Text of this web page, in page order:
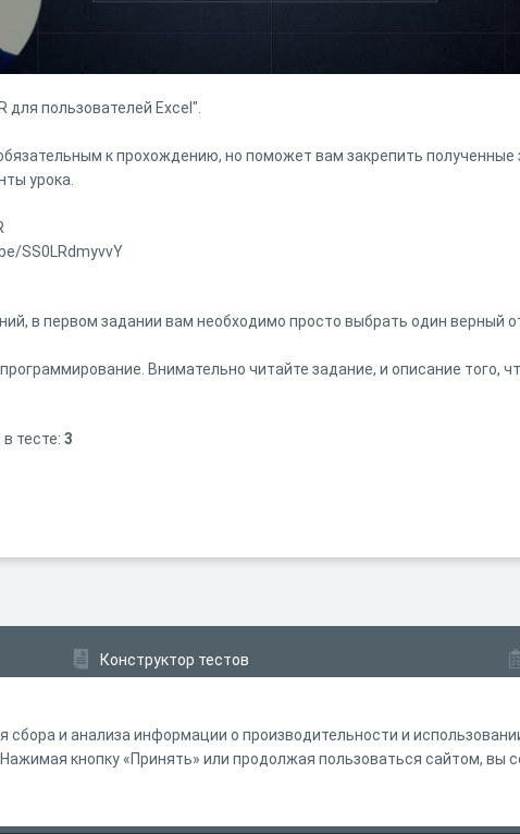
для пользователей Excel".
к прохождению, но поможет вам закрепить полученные
урока.
SS0LRdmyvvY
в первом задании вам необходимо просто выбрать один верный
Внимательно читайте задание, и описание того,
тесте: 3
Конструктор тестов
Конструктор кроссвордов
и анализа информации о производительности и
кнопку «Принять» или продолжая пользоваться сайтом, вы